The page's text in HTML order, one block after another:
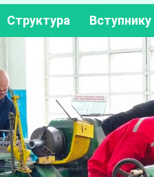
Структура Вступнику